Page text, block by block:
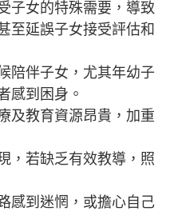
子女的特殊需要，導致
至延誤子女接受評估和
陪伴子女，尤其年幼子
感到困身。
及教育資源昂貴，加重
，若缺乏有效教導，照
感到迷惘，或擔心自己